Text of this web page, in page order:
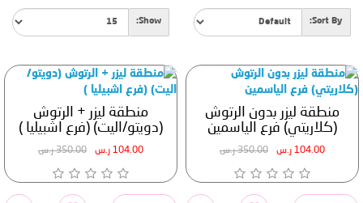
Sort By:
Show:
منطقة ليزر بدون الرتوش
(كلاريتي) فرع الياسمين
350.00 ر.س 104.00 ر.س
منطقة ليزر + الرتوش
(دويتو/اليت) (فرع اشبيليا )
350.00 ر.س 104.00 ر.س